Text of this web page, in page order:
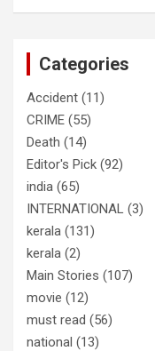
Categories
Accident (11)
CRIME (55)
Death (14)
Editor's Pick (92)
india (65)
INTERNATIONAL (3)
kerala (131)
kerala (2)
Main Stories (107)
movie (12)
must read (56)
national (13)